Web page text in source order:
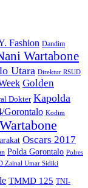
Fashion Dandim
Wartabone
Utara Direktur RSUD
Golden
Dokter Kapolda
Gorontalo Kodim
Oscars 2017
Polda Gorontalo Polres
Zainal Umar Sidiki
TMMD 125 TNI-